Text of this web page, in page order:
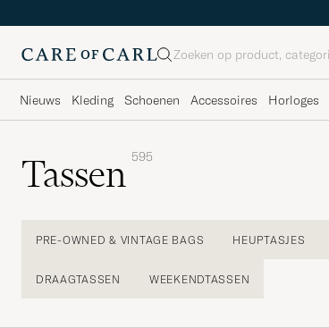
Zoeken
Nieuws Kleding Schoenen Accessoires Horloges
Tassen 595
PRE-OWNED & VINTAGE BAGS HEUPTASJES
DRAAGTASSEN WEEKENDTASSEN